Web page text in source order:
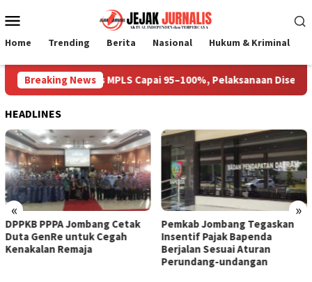
ke
Mobile
Home Trending Berita Nasional Hukum & Kriminal
Breaking News
Prioritas MPLS Capai 95–100%, Pelaksanaan Disepakati
HEADLINES
« »
DPPKB PPPA Jombang Cetak
Duta GenRe untuk Cegah
Kenakalan Remaja
Pemkab Jombang Tegaskan
Insentif Pajak Bapenda
Berjalan Sesuai Aturan
Perundang-undangan